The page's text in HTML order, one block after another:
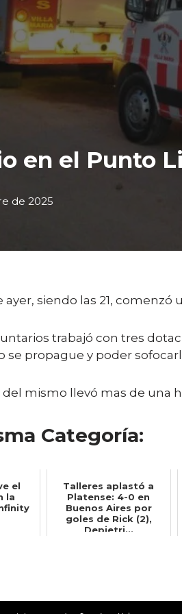
en el Punto
de 2025
ayer, siendo las 21,
trabajó con tres
se propague y poder
mismo llevó mas de una
Categoría:
el
la
Talleres aplastó a
Platense: 4-0 en
Buenos Aires por
goles de Rick (2),
Depietri...